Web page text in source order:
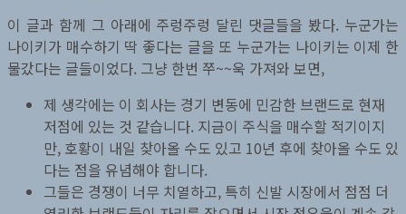
이 글과 함께 그 아래에 주렁주렁 달린 댓글들을 봤다. 누군가는
나이키가 매수하기 딱 좋다는 글을 또 누군가는 나이키는 이제 한
물갔다는 글들이었다. 그냥 한번 쭈~~욱 가져와 보면,
제 생각에는 이 회사는 경기 변동에 민감한 브랜드로 현재
저점에 있는 것 같습니다. 지금이 주식을 매수할 적기이지
만, 호황이 내일 찾아올 수도 있고 10년 후에 찾아올 수도 있
다는 점을 유념해야 합니다.
그들은 경쟁이 너무 치열하고, 특히 신발 시장에서 점점 더